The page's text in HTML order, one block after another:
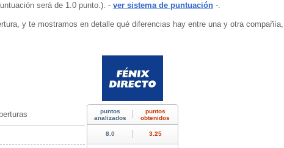
será de 1.0 punto.). - ver sistema de puntuación -.
y te mostramos en detalle qué diferencias hay entre una y otra compañía,